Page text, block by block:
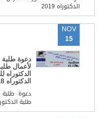
الدكتوراه 2019
NOV
15
دعوة طلبة
الدكتوراه 2018
دعوة طلبة
طلبة الدكتوراه